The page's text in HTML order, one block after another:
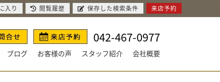
042-467-0977
ブログ お客様の声 スタッフ紹介 会社概要
入り 閲覧履歴 保存した検索条件 来店予約